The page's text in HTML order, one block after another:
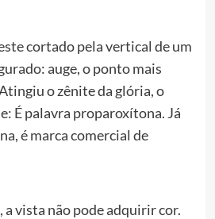
cortado pela vertical de um
auge, o ponto mais
o zênite da glória, o
É palavra proparoxítona. Já
é marca comercial de
a vista não pode adquirir cor.